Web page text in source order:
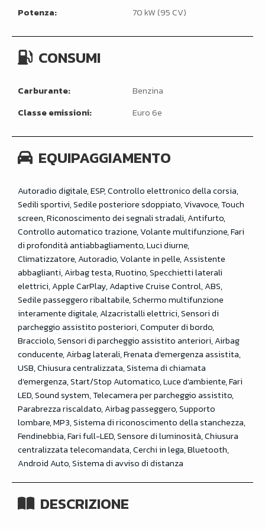
Potenza:
70 kW (95 CV)
CONSUMI
Carburante:
Benzina
Classe emissioni:
Euro 6e
EQUIPAGGIAMENTO
Autoradio digitale, ESP, Controllo elettronico della corsia,
Sedili sportivi, Sedile posteriore sdoppiato, Vivavoce, Touch
screen, Riconoscimento dei segnali stradali, Antifurto,
Controllo automatico trazione, Volante multifunzione, Fari
di profondità antiabbagliamento, Luci diurne,
Climatizzatore, Autoradio, Volante in pelle, Assistente
abbaglianti, Airbag testa, Ruotino, Specchietti laterali
elettrici, Apple CarPlay, Adaptive Cruise Control, ABS,
Sedile passeggero ribaltabile, Schermo multifunzione
interamente digitale, Alzacristalli elettrici, Sensori di
parcheggio assistito posteriori, Computer di bordo,
Bracciolo, Sensori di parcheggio assistito anteriori, Airbag
conducente, Airbag laterali, Frenata d'emergenza assistita,
USB, Chiusura centralizzata, Sistema di chiamata
d'emergenza, Start/Stop Automatico, Luce d'ambiente, Fari
LED, Sound system, Telecamera per parcheggio assistito,
Parabrezza riscaldato, Airbag passeggero, Supporto
lombare, MP3, Sistema di riconoscimento della stanchezza,
Fendinebbia, Fari full-LED, Sensore di luminosità, Chiusura
centralizzata telecomandata, Cerchi in lega, Bluetooth,
Android Auto, Sistema di avviso di distanza
DESCRIZIONE